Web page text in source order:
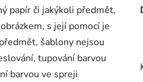
papír či jakýkoli předmět,
s její pomocí je
šablony nejsou
tupování barvou
barvou ve spreji